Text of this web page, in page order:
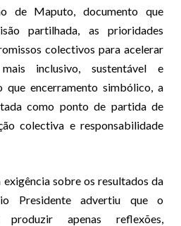
de Maputo, documento que
partilhada, as prioridades
colectivos para acelerar
inclusivo, sustentável e
que encerramento simbólico, a
como ponto de partida de
colectiva e responsabilidade
sobre os resultados da
Presidente advertiu que o
apenas reflexões,